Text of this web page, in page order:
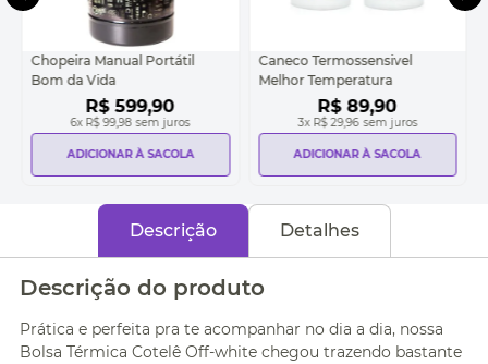
Chopeira Manual Portátil
Bom da Vida
R$ 599,90
6x R$ 99,98 sem juros
ADICIONAR À SACOLA
Caneco Termossensivel
Melhor Temperatura
R$ 89,90
3x R$ 29,96 sem juros
ADICIONAR À SACOLA
Descrição Detalhes
Descrição do produto
Prática e perfeita pra te acompanhar no dia a dia, nossa
Bolsa Térmica Cotelê Off-white chegou trazendo bastante